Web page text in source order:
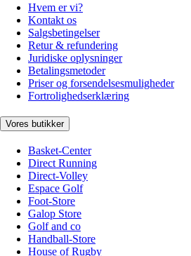
Hvem er vi?
Kontakt os
Salgsbetingelser
Retur & refundering
Juridiske oplysninger
Betalingsmetoder
Priser og forsendelsesmuligheder
Fortrolighedserklæring
Vores butikker
Basket-Center
Direct Running
Direct-Volley
Espace Golf
Foot-Store
Galop Store
Golf and co
Handball-Store
House of Rugby